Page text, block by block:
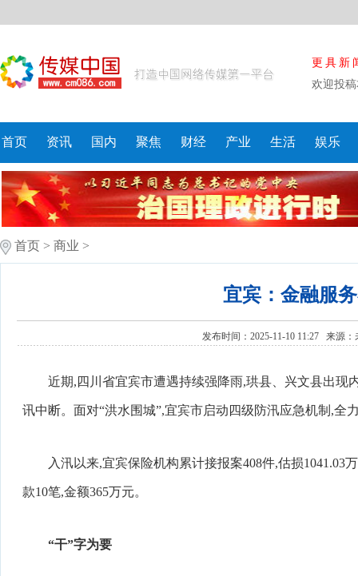
更具新
欢迎投
首页 资讯 国内 聚焦 财经 产业 生活 娱乐
首页 > 商业 >
宜宾：金融服
发布时间：2025-11-10 11:27 来源：
近期,四川省宜宾市遭遇持续强降雨,珙县、兴文县出现
讯中断。面对“洪水围城”,宜宾市启动四级防汛应急机制,全
入汛以来,宜宾保险机构累计接报案408件,估损1041.03
款10笔,金额365万元。
“干”字为要